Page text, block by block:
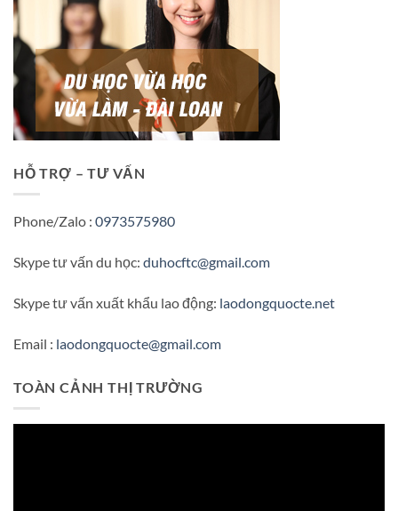
HỖ TRỢ – TƯ VẤN
Phone/Zalo : 0973575980
Skype tư vấn du học: duhocftc@gmail.com
Skype tư vấn xuất khẩu lao động: laodongquocte.net
Email : laodongquocte@gmail.com
TOÀN CẢNH THỊ TRƯỜNG